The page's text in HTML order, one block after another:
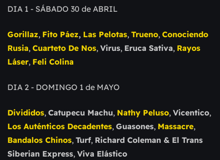
DIA 1 - SÁBADO 30 de ABRIL
Gorillaz, Fito Páez, Las Pelotas, Trueno, Conociendo
Rusia, Cuarteto De Nos, Virus, Eruca Sativa, Rayos
Láser, Feli Colina
DIA 2 - DOMINGO 1 de MAYO
Divididos, Catupecu Machu, Nathy Peluso, Vicentico,
Los Auténticos Decadentes, Guasones, Massacre,
Bandalos Chinos, Turf, Richard Coleman & El Trans
Siberian Express, Viva Elástico